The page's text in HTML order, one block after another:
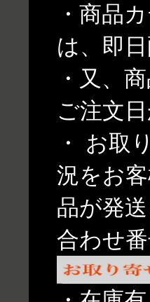
・商品
は、即
・又、
ご注文
・ お取
況をお
品が発
合わせ